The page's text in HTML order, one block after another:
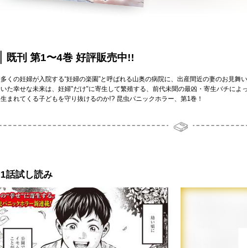
既刊 第1〜4巻 好評販売中!!
多くの妊婦が入院する“妊婦の楽園”と呼ばれる山奥の病院に、出産間近の妻のお見舞
いた幸せな未来は、妊婦"だけ"に寄生して繁殖する、前代未聞の最凶・寄生バチに
生まれてくる子どもを守り抜けるのか!? 昆虫パニックホラー、第1巻！
1話試し読み